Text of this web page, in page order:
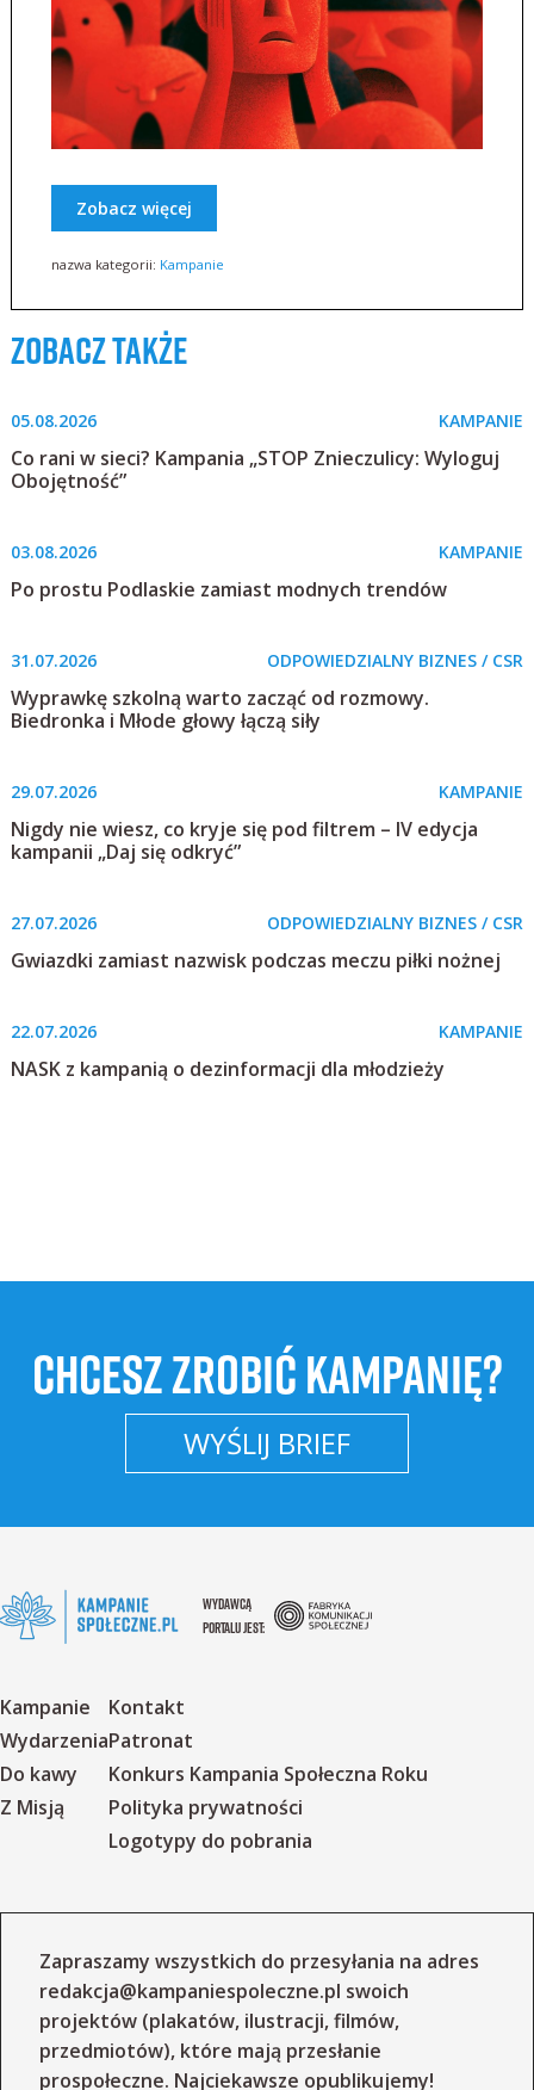
Zobacz więcej
nazwa kategorii: Kampanie
zobacz także
05.08.2026 KAMPANIE
Co rani w sieci? Kampania „STOP Znieczulicy: Wyloguj
Obojętność”
03.08.2026 KAMPANIE
Po prostu Podlaskie zamiast modnych trendów
31.07.2026 ODPOWIEDZIALNY BIZNES / CSR
Wyprawkę szkolną warto zacząć od rozmowy.
Biedronka i Młode głowy łączą siły
29.07.2026 KAMPANIE
Nigdy nie wiesz, co kryje się pod filtrem – IV edycja
kampanii „Daj się odkryć”
27.07.2026 ODPOWIEDZIALNY BIZNES / CSR
Gwiazdki zamiast nazwisk podczas meczu piłki nożnej
22.07.2026 KAMPANIE
NASK z kampanią o dezinformacji dla młodzieży
CHCESZ ZROBIĆ KAMPANIĘ?
WYŚLIJ BRIEF
WYDAWCĄ
PORTALU JEST:
Kampanie
Wydarzenia
Do kawy
Z Misją
Kontakt
Patronat
Konkurs Kampania Społeczna Roku
Polityka prywatności
Logotypy do pobrania
Zapraszamy wszystkich do przesyłania na adres
redakcja@kampaniespoleczne.pl swoich
projektów (plakatów, ilustracji, filmów,
przedmiotów), które mają przesłanie
prospołeczne. Najciekawsze opublikujemy!